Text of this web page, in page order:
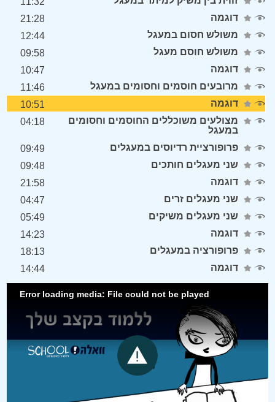
דוגמה
21:28
משולש חסום במעגל
12:44
משולש חוסם מעגל
09:58
דוגמה
10:47
מרובעים חוסמים וחסומים במעגל
11:46
דוגמה
10:51
מצולעים משוכללים החוסמים וחסומים
במעגל
04:18
פרופורציית רדיוסים במעגלים
09:49
שני מעגלים חותכים
09:48
דוגמה
21:58
שני מעגלים זרים
04:47
שני מעגלים משיקים
05:49
דוגמה
14:23
פרופורציה במעגלים
18:13
דוגמה
14:44
Error loading media: File could not be played